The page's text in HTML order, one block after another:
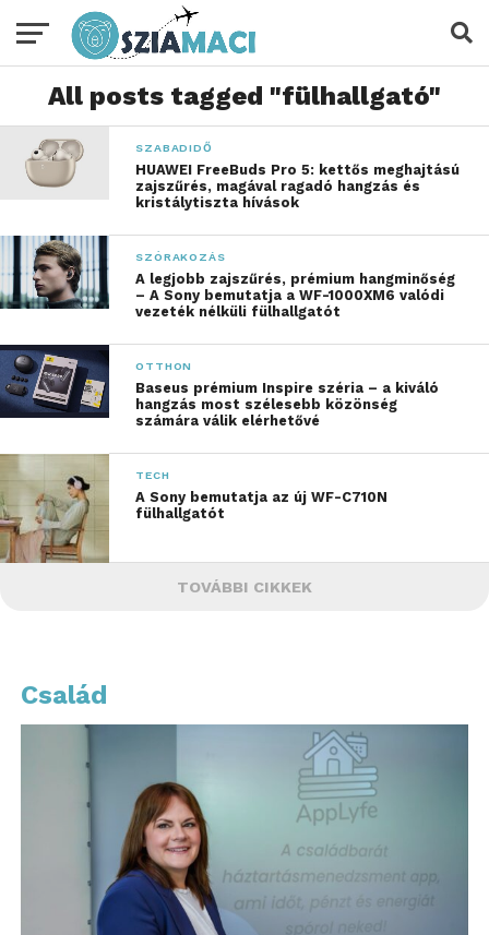
All posts tagged "fülhallgató"
SZABADIDŐ
HUAWEI FreeBuds Pro 5: kettős meghajtású
zajszűrés, magával ragadó hangzás és
kristálytiszta hívások
SZÓRAKOZÁS
A legjobb zajszűrés, prémium hangminőség
– A Sony bemutatja a WF-1000XM6 valódi
vezeték nélküli fülhallgatót
OTTHON
Baseus prémium Inspire széria – a kiváló
hangzás most szélesebb közönség
számára válik elérhetővé
TECH
A Sony bemutatja az új WF-C710N
fülhallgatót
TOVÁBBI CIKKEK
Család